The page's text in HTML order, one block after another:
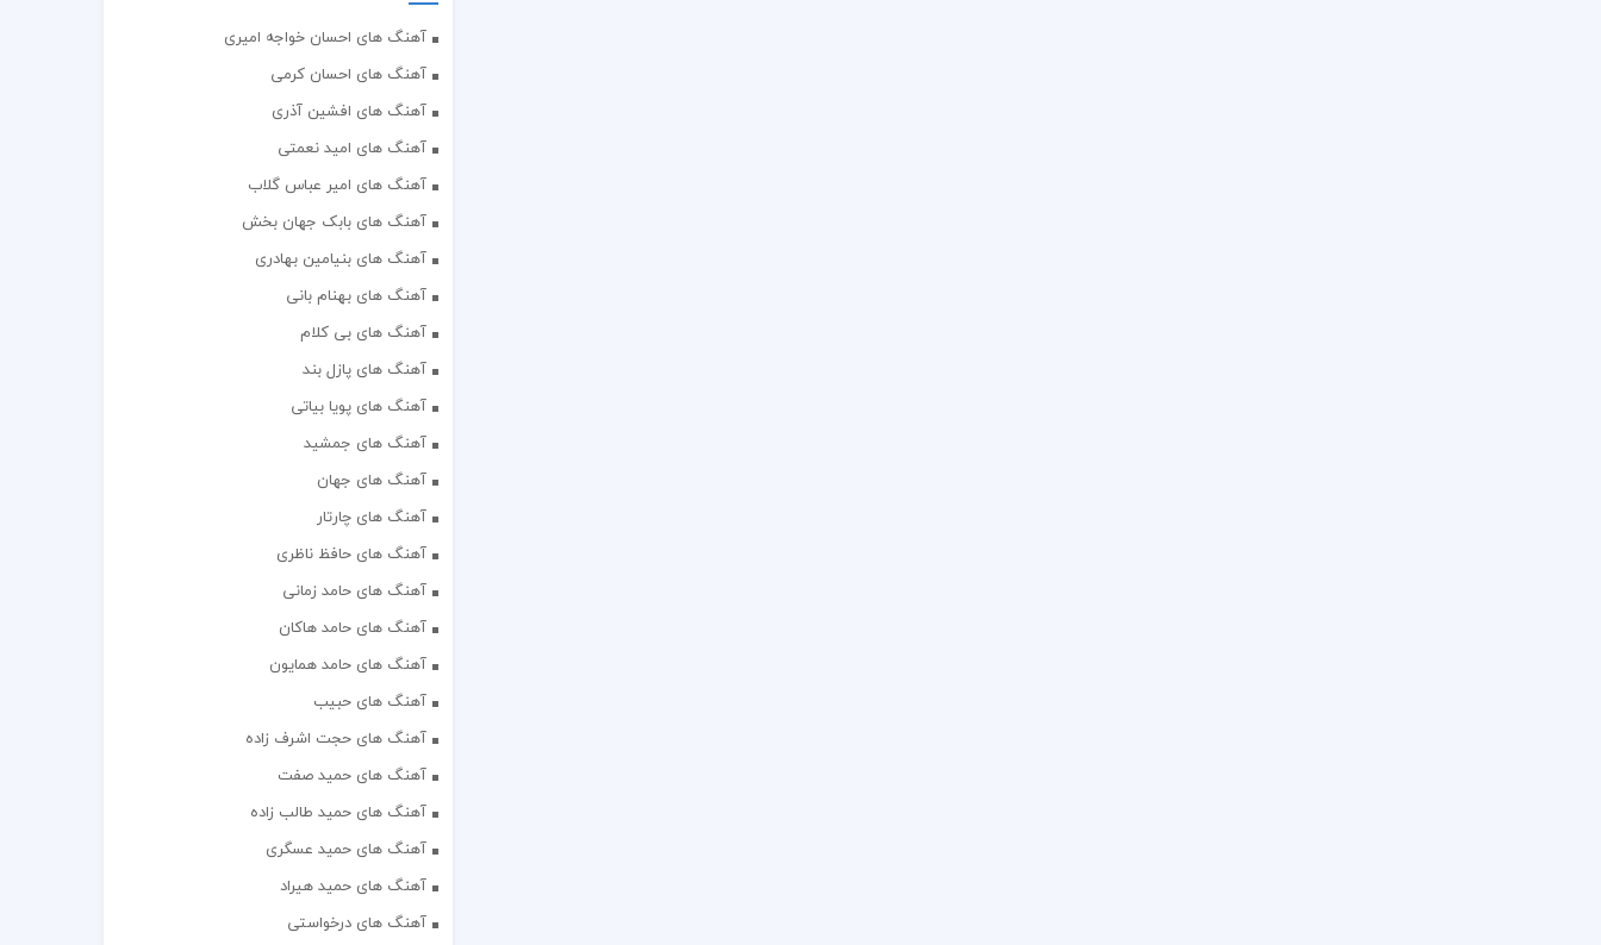
آهنگ های احسان خواجه امیری
آهنگ های احسان کرمی
آهنگ های افشین آذری
آهنگ های امید نعمتی
آهنگ های امیر عباس گلاب
آهنگ های بابک جهان بخش
آهنگ های بنیامین بهادری
آهنگ های بهنام بانی
آهنگ های بی کلام
آهنگ های پازل بند
آهنگ های پویا بیاتی
آهنگ های جمشید
آهنگ های جهان
آهنگ های چارتار
آهنگ های حافظ ناظری
آهنگ های حامد زمانی
آهنگ های حامد هاکان
آهنگ های حامد همایون
آهنگ های حبیب
آهنگ های حجت اشرف زاده
آهنگ های حمید صفت
آهنگ های حمید طالب زاده
آهنگ های حمید عسگری
آهنگ های حمید هیراد
آهنگ های درخواستی